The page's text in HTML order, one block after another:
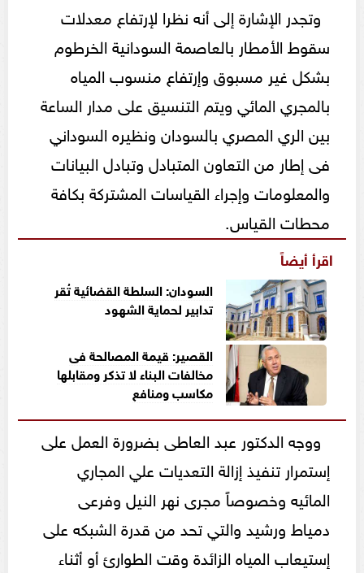
وتجدر الإشارة إلى أنه نظرا لإرتفاع معدلات
سقوط الأمطار بالعاصمة السودانية الخرطوم
بشكل غير مسبوق وإرتفاع منسوب المياه
بالمجري المائي ويتم التنسيق على مدار الساعة
بين الري المصري بالسودان ونظيره السوداني
فى إطار من التعاون المتبادل وتبادل البيانات
والمعلومات وإجراء القياسات المشتركة بكافة
محطات القياس.
اقرأ أيضاً
السودان: السلطة القضائية تُقر
تدابير لحماية الشهود
القصير: قيمة المصالحة فى
مخالفات البناء لا تذكر ومقابلها
مكاسب ومنافع
ووجه الدكتور عبد العاطى بضرورة العمل على
إستمرار تنفيذ إزالة التعديات علي المجاري
المائيه وخصوصاً مجرى نهر النيل وفرعى
دمياط ورشيد والتي تحد من قدرة الشبكه على
إستيعاب المياه الزائدة وقت الطوارئ أو أثناء